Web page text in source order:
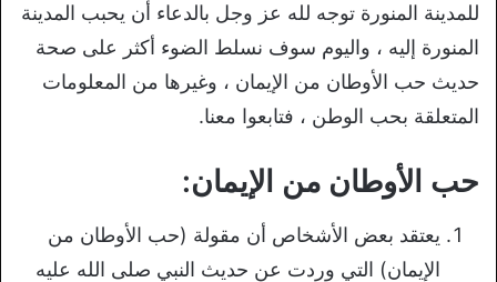
للمدينة المنورة توجه لله عز وجل بالدعاء أن يحبب المدينة
المنورة إليه ، واليوم سوف نسلط الضوء أكثر على صحة
حديث حب الأوطان من الإيمان ، وغيرها من المعلومات
المتعلقة بحب الوطن ، فتابعوا معنا.
حب الأوطان من الإيمان:
يعتقد بعض الأشخاص أن مقولة (حب الأوطان من
الإيمان) التي وردت عن حديث النبي صلى الله عليه